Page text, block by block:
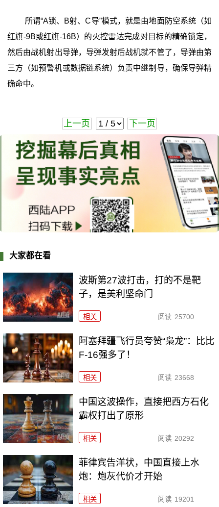
所谓“A锁、B射、C导”模式，‌就是由地面防空系统（如
红旗-9B或红旗-16B）的火控雷达完成对目标的精确锁定，
然后‌由战机射出导弹，导弹发射后战机就不管了，导弹由第
三方（如预警机或数据链系统）负责中继制导，确保导弹精
确命中。
上一页 下一页
大家都在看
波斯第27波打击，打的不是靶
子，是美利坚命门
相关 阅读 25700
阿塞拜疆飞行员夸赞“枭龙”：比比
F-16强多了！
相关 阅读 23668
中国这波操作，直接把西方石化
霸权打出了原形
相关 阅读 20292
菲律宾告洋状，中国直接上水
炮：炮灰代价才开始
相关 阅读 19201